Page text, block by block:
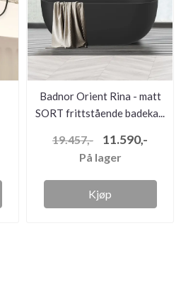
Badnor Orient Rina - matt
SORT frittstående badeka...
19.457,- 11.590,-
På lager
Kjøp